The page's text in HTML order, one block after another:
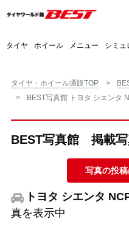
タイヤ ホイール メニュー シミュ
タイヤ・ホイール通販TOP
BEST写真館 トヨタ シエンタ
BEST写真館 掲載写
写真の投
トヨタ シエンタ
真を表示中